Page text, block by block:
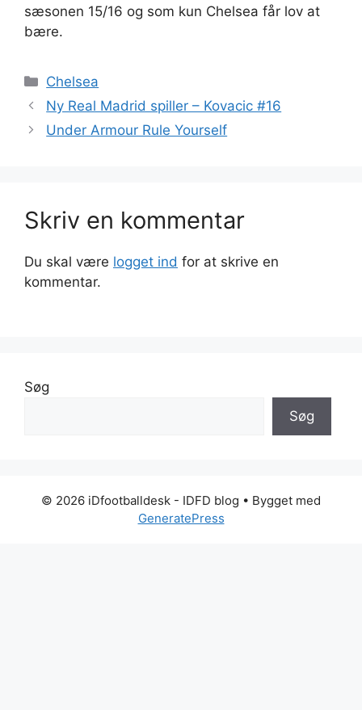
sæsonen 15/16 og som kun Chelsea får lov at
bære.
Kategorier
Chelsea
Ny Real Madrid spiller – Kovacic #16
Under Armour Rule Yourself
Skriv en kommentar
Du skal være logget ind for at skrive en
kommentar.
Søg
Søg
© 2026 iDfootballdesk - IDFD blog • Bygget med
GeneratePress